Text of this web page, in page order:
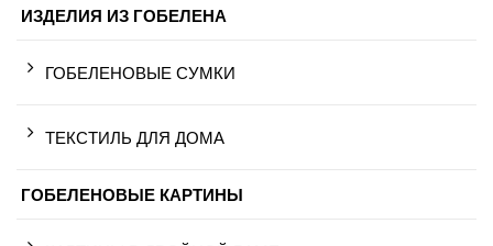
ИЗДЕЛИЯ ИЗ ГОБЕЛЕНА
ГОБЕЛЕНОВЫЕ СУМКИ
ТЕКСТИЛЬ ДЛЯ ДОМА
ГОБЕЛЕНОВЫЕ КАРТИНЫ